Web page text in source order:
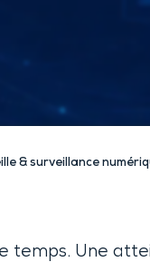
& surveillance
temps. Une